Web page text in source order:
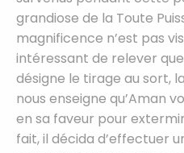
grandiose de la Toute
magnificence n’est pas
intéressant de relever
désigne le tirage au sort,
nous enseigne qu’Aman
en sa faveur pour
fait, il décida d’effectuer